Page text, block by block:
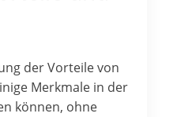
der Vorteile von
Merkmale in der
können, ohne